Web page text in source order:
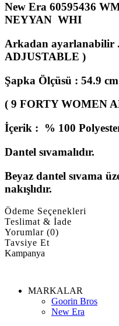
New Era 60595436
NEYYAN WHI
Arkadan ayarlanabilir
ADJUSTABLE )
Şapka Ölçüsü : 54.9
( 9 FORTY WOMEN
İçerik : % 100
Dantel sıvamalıdır.
Beyaz dantel sıvama
nakışlıdır.
Ödeme Seçenekleri
Teslimat & İade
Yorumlar (0)
Tavsiye Et
Kampanya
MARKALAR
Goorin Bros
New Era